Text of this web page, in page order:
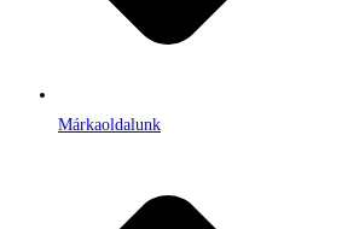
Márkaoldalunk